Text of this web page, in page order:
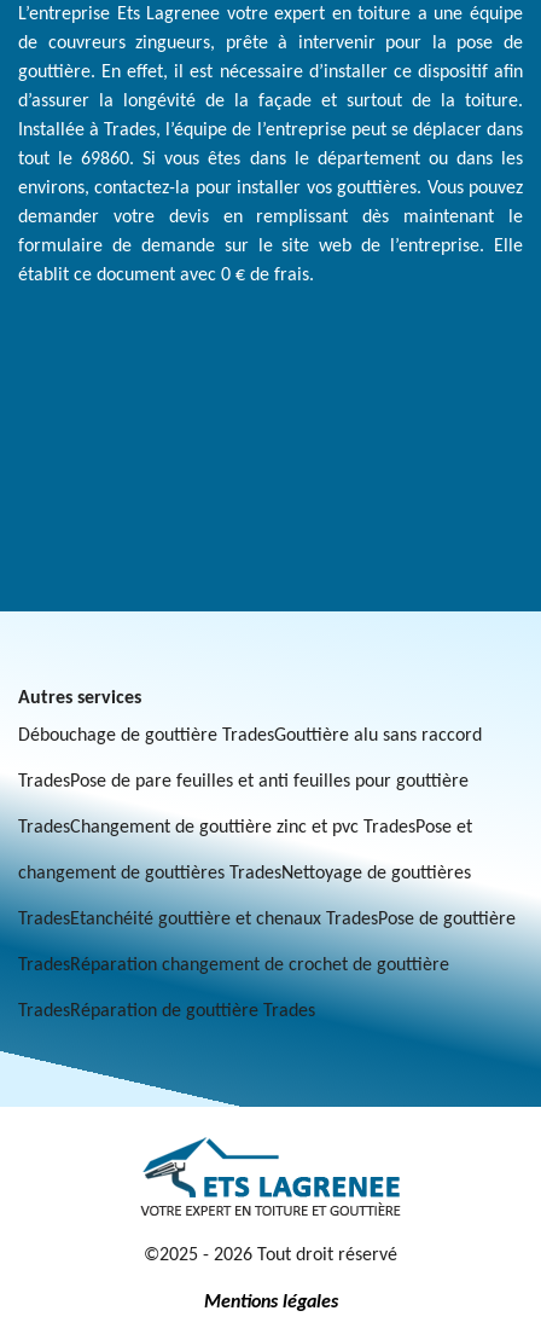
L’entreprise Ets Lagrenee votre expert en toiture a une équipe
de couvreurs zingueurs, prête à intervenir pour la pose de
gouttière. En effet, il est nécessaire d’installer ce dispositif afin
d’assurer la longévité de la façade et surtout de la toiture.
Installée à Trades, l’équipe de l’entreprise peut se déplacer dans
tout le 69860. Si vous êtes dans le département ou dans les
environs, contactez-la pour installer vos gouttières. Vous pouvez
demander votre devis en remplissant dès maintenant le
formulaire de demande sur le site web de l’entreprise. Elle
établit ce document avec 0 € de frais.
Autres services
Débouchage de gouttière TradesGouttière alu sans raccord
TradesPose de pare feuilles et anti feuilles pour gouttière
TradesChangement de gouttière zinc et pvc TradesPose et
changement de gouttières TradesNettoyage de gouttières
TradesEtanchéité gouttière et chenaux TradesPose de gouttière
TradesRéparation changement de crochet de gouttière
TradesRéparation de gouttière Trades
©2025 - 2026 Tout droit réservé
Mentions légales